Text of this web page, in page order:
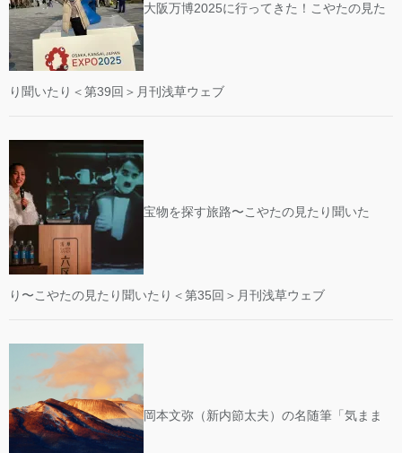
大阪万博2025に行ってきた！こやたの見た
り聞いたり＜第39回＞月刊浅草ウェブ
宝物を探す旅路〜こやたの見たり聞いた
り〜こやたの見たり聞いたり＜第35回＞月刊浅草ウェブ
岡本文弥（新内節太夫）の名随筆「気まま